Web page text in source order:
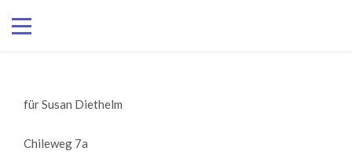
für Susan Diethelm
Chileweg 7a